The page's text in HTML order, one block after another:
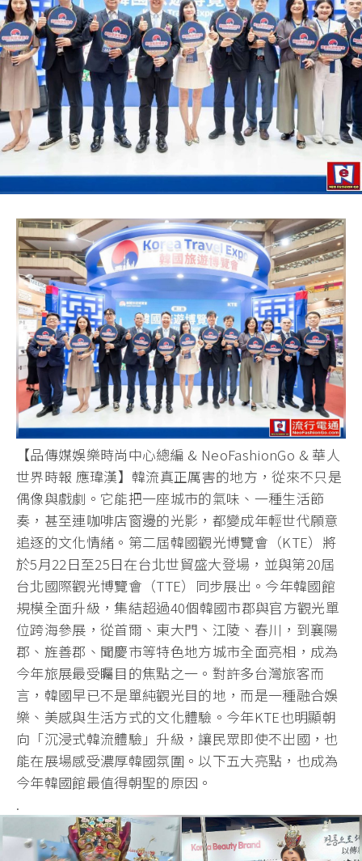
【品傳媒娛樂時尚中心總編 & NeoFashionGo & 華人
世界時報 應瑋漢】韓流真正厲害的地方，從來不只是
偶像與戲劇。它能把一座城市的氣味、一種生活節
奏，甚至連咖啡店窗邊的光影，都變成年輕世代願意
追逐的文化情緒。第二屆韓國觀光博覽會（KTE）將
於5月22日至25日在台北世貿盛大登場，並與第20屆
台北國際觀光博覽會（TTE）同步展出。今年韓國館
規模全面升級，集結超過40個韓國市郡與官方觀光單
位跨海參展，從首爾、東大門、江陵、春川，到襄陽
郡、旌善郡、聞慶市等特色地方城市全面亮相，成為
今年旅展最受矚目的焦點之一。對許多台灣旅客而
言，韓國早已不是單純觀光目的地，而是一種融合娛
樂、美感與生活方式的文化體驗。今年KTE也明顯朝
向「沉浸式韓流體驗」升級，讓民眾即使不出國，也
能在展場感受濃厚韓國氛圍。以下五大亮點，也成為
今年韓國館最值得朝聖的原因。
.